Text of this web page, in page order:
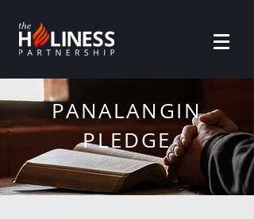
PANALANGIN
PLEDGE